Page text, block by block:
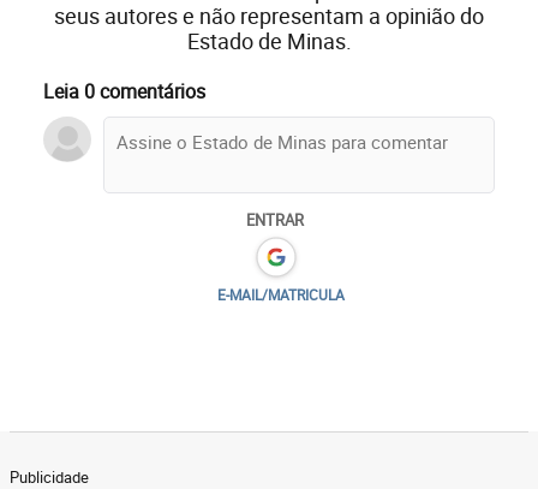
seus autores e não representam a opinião do
Estado de Minas.
Leia 0 comentários
ENTRAR
E-MAIL/MATRICULA
Publicidade